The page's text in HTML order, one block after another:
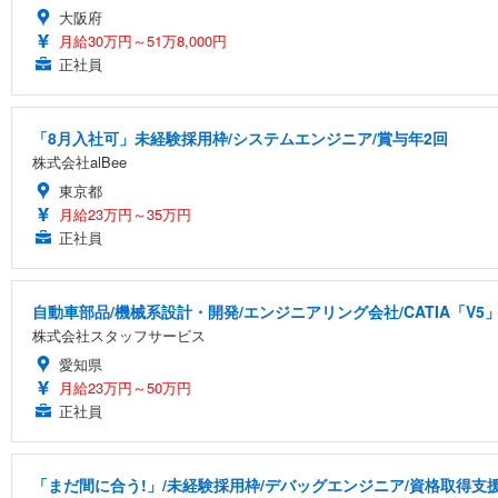
大阪府
月給30万円～51万8,000円
正社員
「8月入社可」未経験採用枠/システムエンジニア/賞与年2回
株式会社alBee
東京都
月給23万円～35万円
正社員
自動車部品/機械系設計・開発/エンジニアリング会社/CATIA「V5」
株式会社スタッフサービス
愛知県
月給23万円～50万円
正社員
「まだ間に合う!」/未経験採用枠/デバッグエンジニア/資格取得支